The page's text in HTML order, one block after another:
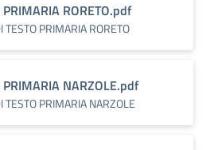
PRIMARIA RORETO.pdf
TESTO PRIMARIA RORETO
PRIMARIA NARZOLE.pdf
TESTO PRIMARIA NARZOLE